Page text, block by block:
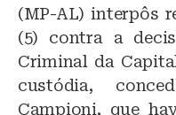
(MP-AL) interpôs
(5) contra a
Criminal da
custódia,
Campioni, que